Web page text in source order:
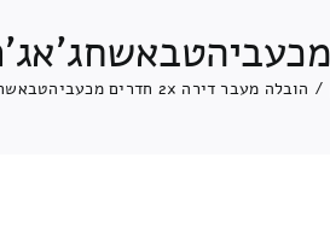
/ הובלה מעבר דירה 2x חדרים מכעביהטבאשחג'אג'רה ← לבית יצחקשער חפר כולל פירוק והרכבה